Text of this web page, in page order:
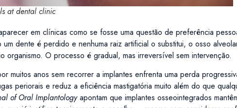
at dental clinic
em clínicas como se fosse uma questão de preferência
dente é perdido e nenhuma raiz artificial o substitui, o osso
O processo é gradual, mas irreversível sem intervenção.
muitos anos sem recorrer a implantes enfrenta uma perda
periorais e reduz a eficiência mastigatória muito além do que
of Oral Implantologyapontam que implantes osseointegrados